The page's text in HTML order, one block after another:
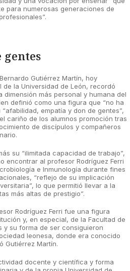
para numerosas generaciones de
gentes
Gutiérrez Martín, hoy
de la Universidad de León, recordó
más personal y humana del
definió como una figura que “no ha
empatía y don de gentes”,
cariño de los alumnos promoción tras
de discípulos y compañeros
su “ilimitada capacidad de trabajo”,
encontrar al profesor Rodríguez Ferri
e Inmunología durante fines
“reflejo de su implicación
lo que permitió llevar a la
más altas de prestigio”.
Rodríguez Ferri fue una figura
y, en especial, de la Facultad de
y su forma de ser consiguieron
leonesa, donde era conocido
Gutiérrez Martín.
docente y científica y forma